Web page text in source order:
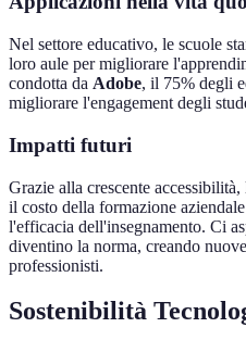
Nel settore educativo, le scuole
loro aule per migliorare
condotta da Adobe, il 75% degli
migliorare l'engagement degli
Impatti futuri
Grazie alla crescente
il costo della formazione
l'efficacia dell'insegnamento. Ci
diventino la norma, creando
professionisti.
Sostenibilità